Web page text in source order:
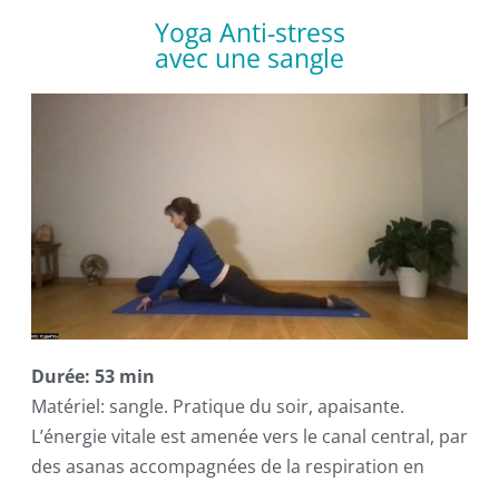
Yoga Anti-stress
avec une sangle
Durée: 53 min
Matériel: sangle. Pratique du soir, apaisante.
L’énergie vitale est amenée vers le canal central, par
des asanas accompagnées de la respiration en